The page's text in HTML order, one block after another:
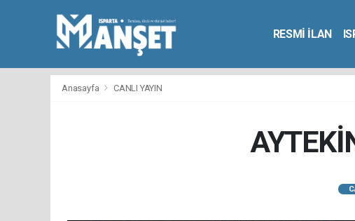
RESMİ İLAN
Anasayfa CANLI YAYIN